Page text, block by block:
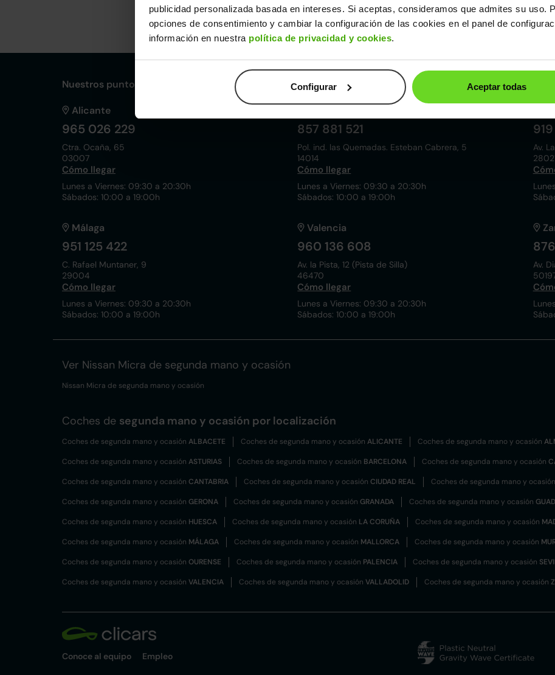
publicidad personalizada basada en intereses. Si aceptas, consideramos que admites su uso.
opciones de consentimiento y cambiar la configuración de las cookies en el panel de
información en nuestra política de privacidad y cookies.
Configurar Aceptar todas
Dimensiones y otros datos
Largo
Ancho
Alto
1,46m
Nuestros puntos de venta Clicars:
Alicante
965 026 229
Ctra. Ocaña, 65
03007
Cómo llegar
Lunes a Viernes: 09:30 a 20:30h
Sábados: 10:00 a 19:00h
857 881 521
Pol. ind. las Quemadas. Esteban Cabrera, 5
14014
Cómo llegar
Lunes a Viernes: 09:30 a 20:30h
Sábados: 10:00 a 19:00h
Av.
Málaga
951 125 422
C. Rafael Muntaner, 9
29004
Cómo llegar
Lunes a Viernes: 09:30 a 20:30h
Sábados: 10:00 a 19:00h
Valencia
960 136 608
Av. la Pista, 12 (Pista de Silla)
46470
Cómo llegar
Lunes a Viernes: 09:30 a 20:30h
Sábados: 10:00 a 19:00h
Av.
Ver Nissan Micra de segunda mano y ocasión
Nissan Micra de segunda mano y ocasión
Coches de segunda mano y ocasión por localización
Coches de segunda mano y ocasión ALBACETE Coches de segunda mano y ocasión ALICANTE Coches de segunda mano y ocasión
Coches de segunda mano y ocasión ASTURIAS Coches de segunda mano y ocasión BARCELONA Coches de segunda mano y ocasión
Coches de segunda mano y ocasión CANTABRIA Coches de segunda mano y ocasión CIUDAD REAL Coches de segunda mano y ocasión
Coches de segunda mano y ocasión GERONA Coches de segunda mano y ocasión GRANADA Coches de segunda mano y ocasión
Coches de segunda mano y ocasión HUESCA Coches de segunda mano y ocasión LA CORUÑA Coches de segunda mano y ocasión
Coches de segunda mano y ocasión MÁLAGA Coches de segunda mano y ocasión MALLORCA Coches de segunda mano y ocasión
Coches de segunda mano y ocasión OURENSE Coches de segunda mano y ocasión PALENCIA Coches de segunda mano y ocasión
Coches de segunda mano y ocasión VALENCIA Coches de segunda mano y ocasión VALLADOLID Coches de segunda mano y ocasión
Conoce al equipo Empleo